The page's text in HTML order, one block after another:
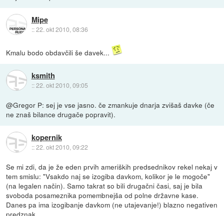
Mipe
::22. okt 2010, 08:36
Kmalu bodo obdavčili še davek...
ksmith
::22. okt 2010, 09:05
@Gregor P: sej je vse jasno. če zmankuje dnarja zvišaš davke (če
ne znaš bilance drugače popravit).
kopernik
::22. okt 2010, 09:22
Se mi zdi, da je že eden prvih ameriških predsednikov rekel nekaj v
tem smislu: "Vsakdo naj se izogiba davkom, kolikor je le mogoče"
(na legalen način). Samo takrat so bili drugačni časi, saj je bila
svoboda posameznika pomembnejša od polne državne kase.
Danes pa ima izogibanje davkom (ne utajevanje!) blazno negativen